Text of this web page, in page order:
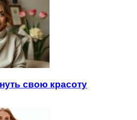
свою красоту